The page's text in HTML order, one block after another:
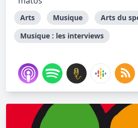
Arts Musique
Arts du
Musique : les interviews